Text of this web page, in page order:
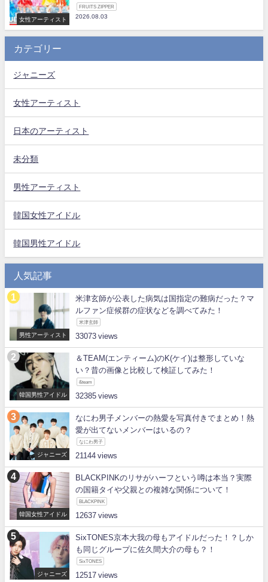
女性アーティスト
FRUITS ZIPPER
2026.08.03
カテゴリー
ジャニーズ
女性アーティスト
日本のアーティスト
未分類
男性アーティスト
韓国女性アイドル
韓国男性アイドル
人気記事
男性アーティスト
米津玄師が公表した病気は国指定の難病だった？マ
ルファン症候群の症状などを調べてみた！
米津玄師
33073
韓国男性アイドル
＆TEAM(エンティーム)のK(ケイ)は整形していな
い？昔の画像と比較して検証してみた！
&team
32385
ジャニーズ
なにわ男子メンバーの熱愛を写真付きでまとめ！熱
愛が出てないメンバーはいるの？
なにわ男子
21144
韓国女性アイドル
BLACKPINKのリサがハーフという噂は本当？実際
の国籍タイや父親との複雑な関係について！
BLACKPINK
12637
ジャニーズ
SixTONES京本大我の母もアイドルだった！？しか
も同じグループに佐久間大介の母も？！
SixTONES
12517